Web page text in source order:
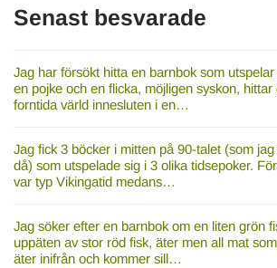
Senast besvarade
Jag har försökt hitta en barnbok som
en pojke och en flicka, möjligen syskon,
forntida värld innesluten i en…
Jag fick 3 böcker i mitten på 90-talet (som
då) som utspelade sig i 3 olika tidsepoker.
var typ Vikingatid medans…
Jag söker efter en barnbok om en liten grön
uppäten av stor röd fisk, äter men all mat
äter inifrån och kommer sill…